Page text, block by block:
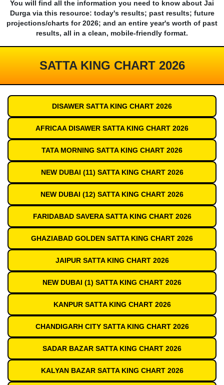
You will find all the information you need to know about Jai
Durga via this resource: today's results; past results; future
projections/charts for 2026; and an entire year's worth of past
results, all in a clean, mobile-friendly format.
SATTA KING CHART 2026
DISAWER SATTA KING CHART 2026
AFRICAA DISAWER SATTA KING CHART 2026
TATA MORNING SATTA KING CHART 2026
NEW DUBAI (11) SATTA KING CHART 2026
NEW DUBAI (12) SATTA KING CHART 2026
FARIDABAD SAVERA SATTA KING CHART 2026
GHAZIABAD GOLDEN SATTA KING CHART 2026
JAIPUR SATTA KING CHART 2026
NEW DUBAI (1) SATTA KING CHART 2026
KANPUR SATTA KING CHART 2026
CHANDIGARH CITY SATTA KING CHART 2026
SADAR BAZAR SATTA KING CHART 2026
KALYAN BAZAR SATTA KING CHART 2026